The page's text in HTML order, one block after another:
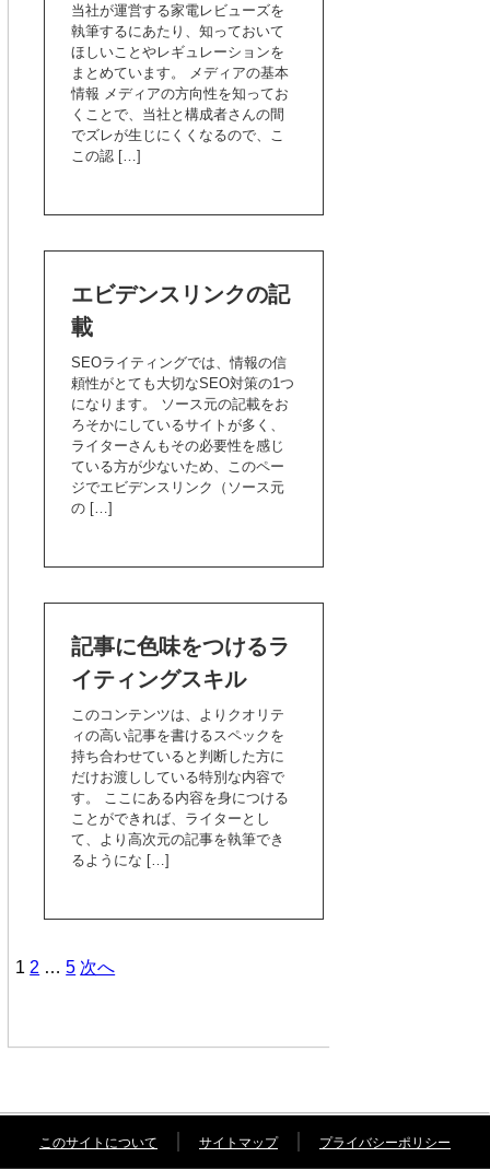
当社が運営する家電レビューズを
執筆するにあたり、知っておいて
ほしいことやレギュレーションを
まとめています。 メディアの基本
情報 メディアの方向性を知ってお
くことで、当社と構成者さんの間
でズレが生じにくくなるので、こ
この認 […]
エビデンスリンクの記
載
SEOライティングでは、情報の信
頼性がとても大切なSEO対策の1つ
になります。 ソース元の記載をお
ろそかにしているサイトが多く、
ライターさんもその必要性を感じ
ている方が少ないため、このペー
ジでエビデンスリンク（ソース元
の […]
記事に色味をつけるラ
イティングスキル
このコンテンツは、よりクオリテ
ィの高い記事を書けるスペックを
持ち合わせていると判断した方に
だけお渡ししている特別な内容で
す。 ここにある内容を身につける
ことができれば、ライターとし
て、より高次元の記事を執筆でき
るようにな […]
1 2 … 5 次へ
このサイトについて サイトマップ プライバシーポリシー